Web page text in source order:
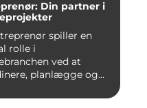
Din partner i
spiller en
rolle i
ved at
planlægge og...